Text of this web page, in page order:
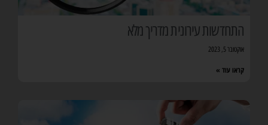
התחדשות עירונית מדריך מלא
אוקטובר 5, 2023
קראו עוד »